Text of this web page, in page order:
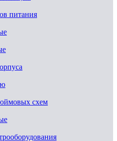
питания
схем